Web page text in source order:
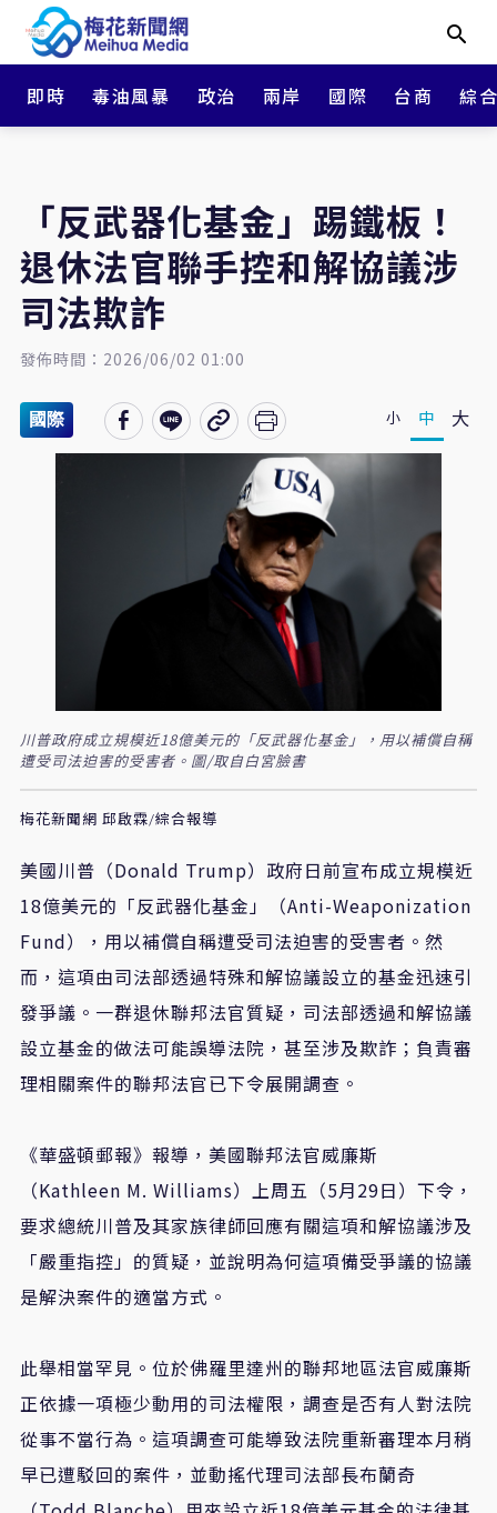
即時 毒油風暴 政治 兩岸 國際 台商 綜
「反武器化基金」踢鐵板！
退休法官聯手控和解協議涉
司法欺詐
發佈時間：2026/06/02 01:00
國際 小 中 大
川普政府成立規模近18億美元的「反武器化基金」，用以補償自稱
遭受司法迫害的受害者。圖/取自白宮臉書
梅花新聞網 邱啟霖/綜合報導
美國川普（Donald Trump）政府日前宣布成立規模近
18億美元的「反武器化基金」（Anti-Weaponization
Fund），用以補償自稱遭受司法迫害的受害者。然
而，這項由司法部透過特殊和解協議設立的基金迅速引
發爭議。一群退休聯邦法官質疑，司法部透過和解協議
設立基金的做法可能誤導法院，甚至涉及欺詐；負責審
理相關案件的聯邦法官已下令展開調查。
《華盛頓郵報》報導，美國聯邦法官威廉斯
（Kathleen M. Williams）上周五（5月29日）下令，
要求總統川普及其家族律師回應有關這項和解協議涉及
「嚴重指控」的質疑，並說明為何這項備受爭議的協議
是解決案件的適當方式。
此舉相當罕見。位於佛羅里達州的聯邦地區法官威廉斯
正依據一項極少動用的司法權限，調查是否有人對法院
從事不當行為。這項調查可能導致法院重新審理本月稍
早已遭駁回的案件，並動搖代理司法部長布蘭奇